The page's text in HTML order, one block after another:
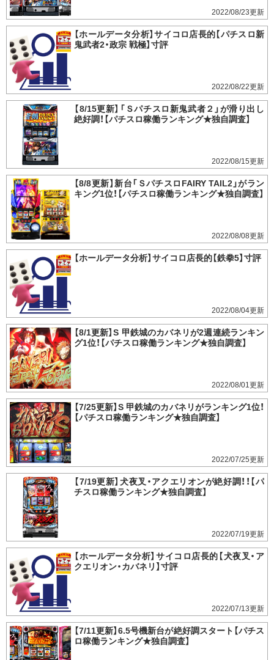
2022/08/23
【ホールデータ分析】サイコロ店長的【パチスロ新
鬼武者2・政宗 戦極】寸評
2022/08/22
【8/15更新】「Ｓパチスロ新鬼武者２」が滑り出し
絶好調！【パチスロ稼働ランキング★独自調査】
2022/08/15
【8/8更新】新台「ＳパチスロFAIRY TAIL2」がラン
キング1位！【パチスロ稼働ランキング★独自調査】
2022/08/08
【ホールデータ分析】サイコロ店長的【鉄拳5】寸評
2022/08/04
【8/1更新】S 甲鉄城のカバネリが2週連続ランキン
グ1位！【パチスロ稼働ランキング★独自調査】
2022/08/01
【7/25更新】S 甲鉄城のカバネリがランキング1位！
【パチスロ稼働ランキング★独自調査】
2022/07/25
【7/19更新】犬夜叉・アクエリオンが絶好調！！【パ
チスロ稼働ランキング★独自調査】
2022/07/19
【ホールデータ分析】サイコロ店長的【犬夜叉・ア
クエリオン・カバネリ】寸評
2022/07/13
【7/11更新】6.5号機新台が絶好調スタート【パチス
ロ稼働ランキング★独自調査】